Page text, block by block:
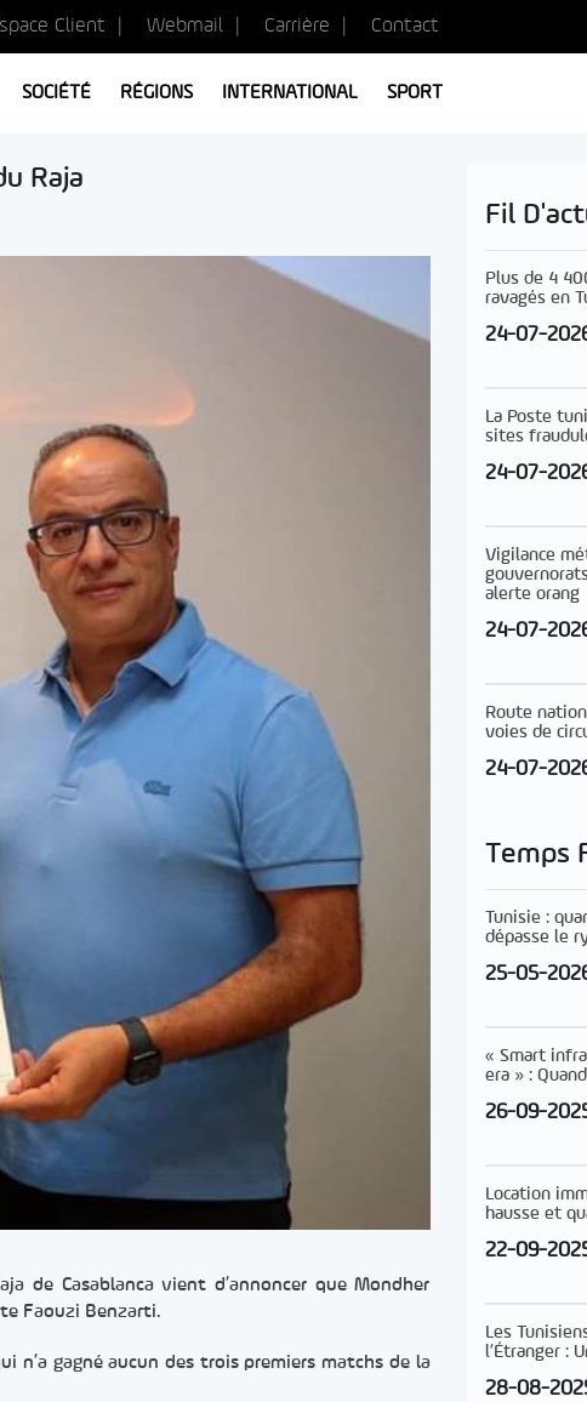
Client Webmail Carrière Contact
SOCIÉTÉ RÉGIONS INTERNATIONAL SPORT
Raja
de Casablanca vient d’annoncer que Mondher
Faouzi Benzarti.
n’a gagné aucun des trois premiers matchs de la
Fil
Plus de 4
ravagés en
24-07-
La Poste
sites
24-07-
Vigilance
alerte orang
24-07-
Route
voies de
24-07-
Temps
Tunisie :
dépasse le
25-05-
« Smart
era » :
26-09-
Location
hausse et
22-09-
Les
l’Étranger :
28-08-